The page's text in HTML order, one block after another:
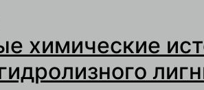
лигнина
химические